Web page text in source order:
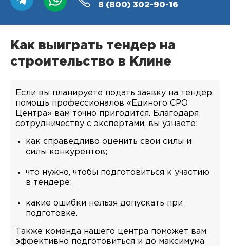
8 (800) 302-90-16
Как выиграть тендер на
строительство в Клине
Если вы планируете подать заявку на тендер,
помощь профессионалов «Единого СРО
Центра» вам точно пригодится. Благодаря
сотрудничеству с экспертами, вы узнаете:
как справедливо оценить свои силы и
силы конкурентов;
что нужно, чтобы подготовиться к участию
в тендере;
какие ошибки нельзя допускать при
подготовке.
Также команда нашего центра поможет вам
эффективно подготовиться и до максимума